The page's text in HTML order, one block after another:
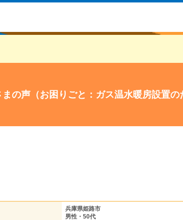
の声（お困りごと：ガス温水暖房設置の
兵庫県姫路市
男性・50代